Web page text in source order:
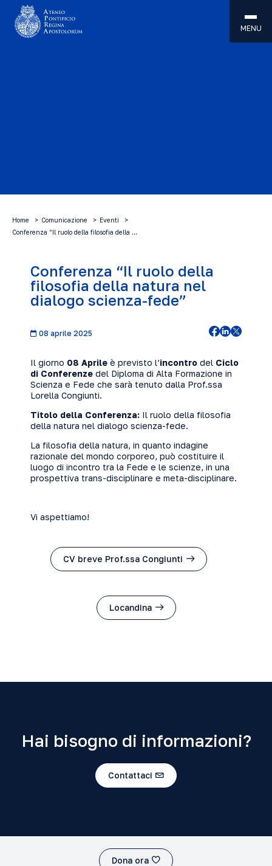
MENU
Home Comunicazione
Eventi
Conferenza “Il ruolo della filosofia della …
Conferenza “Il ruolo della
filosofia della natura nel
dialogo scienza-fede”
08 aprile 2025
Il giorno 08 Aprile è previsto l’incontro del Ciclo
di Conferenze del Diploma di Alta Formazione in
Scienza e Fede che sarà tenuto dalla Prof.ssa
Lorella Congiunti.
Titolo della Conferenza: Il ruolo della filosofia
della natura nel dialogo scienza-fede.
La filosofia della natura, in quanto indagine
razionale del mondo corporeo, può costituire il
luogo di incontro tra la Fede e le scienze, in una
prospettiva trans-disciplinare e meta-disciplinare.
Vi aspettiamo!
CV breve Prof.ssa Congiunti
Locandina
Hai bisogno di informazioni?
Contattaci
Dona ora